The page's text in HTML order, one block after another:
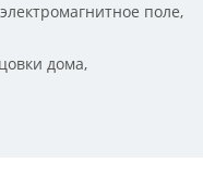
поле,
дома,